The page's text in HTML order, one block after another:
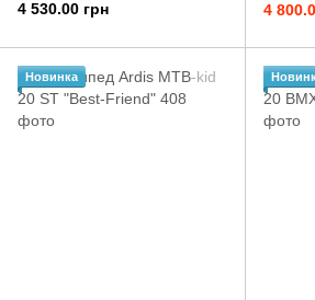
4 530.00 грн 4
Новинка